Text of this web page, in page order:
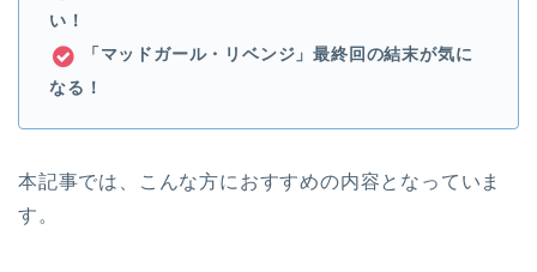
い！
「マッドガール・リベンジ」最終回の結末が気に
なる！
本記事では、こんな方におすすめの内容となっていま
す。